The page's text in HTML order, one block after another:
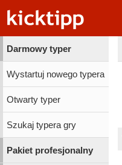
Darmowy typer
Wystartuj nowego typera
Otwarty typer
Szukaj typera gry
Pakiet profesjonalny